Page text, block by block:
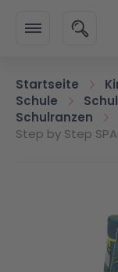
SUCHE
Startseite
Schule
Schulranzen
Step by Step